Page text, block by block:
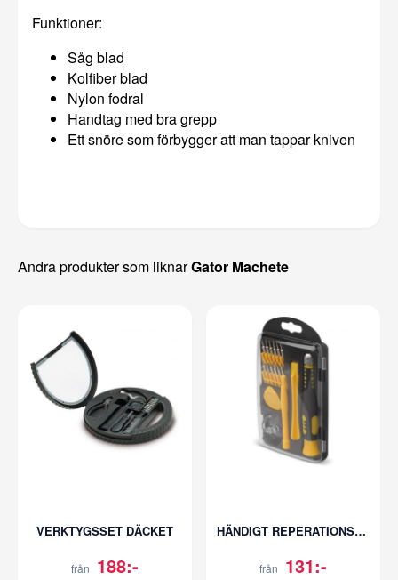
Funktioner:
Såg blad
Kolfiber blad
Nylon fodral
Handtag med bra grepp
Ett snöre som förbygger att man tappar kniven
Andra produkter som liknarGator Machete
VERKTYGSSET DÄCKET
från 188:-
HÄNDIGT REPERATIONSKIT
från 131:-